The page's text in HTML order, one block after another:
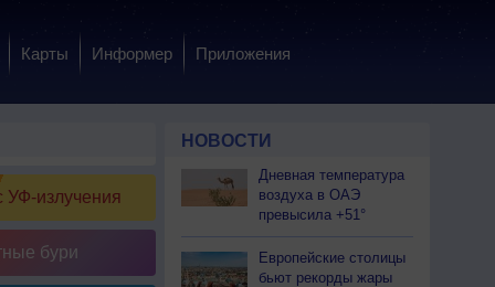
Карты Информер Приложения
УФ-излучения
бури
НОВОСТИ
Дневная температура
воздуха в ОАЭ
превысила +51°
Европейские столицы
бьют рекорды жары